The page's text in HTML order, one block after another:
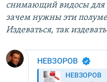
снимающий видосы для
зачем нужны эти
Издеваться, так